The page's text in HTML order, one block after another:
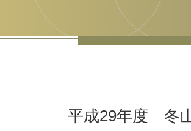
平成29年度 冬